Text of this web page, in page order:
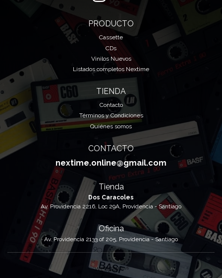
PRODUCTO
Cassette
CDs
Vinilos Nuevos
Listados completos Nextime
TIENDA
Contacto
Términos y Condiciones
Quiénes somos
CONTACTO
nextime.online@gmail.com
Tienda
Dos Caracoles
Av. Providencia 2216, Loc 29A, Providencia - Santiago
Oficina
Av. Providencia 2133 of 205, Providencia - Santiago